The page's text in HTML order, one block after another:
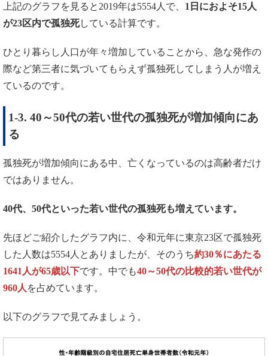
上記のグラフを見ると2019年は5554人で、 1 日におよそ15人
が23区内で孤独死している計算です。
ひとり暮らし人口が年々増加していることから、急な発作の
際など第三者に気づいてもらえず孤独死してしまう人が増え
ているのです。
1-3. 40～50代の若い世代の孤独死が増加傾向にあ
る
孤独死が増加傾向にある中、亡くなっているのは高齢者だけ
ではありません。
40代、 50代といった若い世代の孤独死も増えています。
先ほどご紹介したグラフ内に、令和元年に東京23区で孤独死
した人数は5554人とありましたが、そのうち約30％にあたる
1641人が65歳以下です。中でも40～50代の比較的若い世代が
960人 を占めています。
以下のグラフで見てみましょう。